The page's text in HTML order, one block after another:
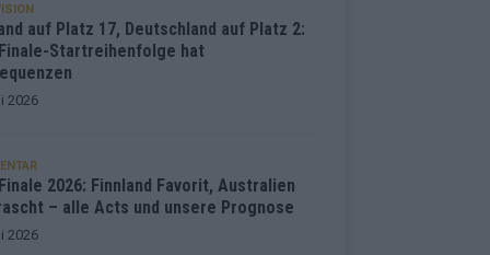
auf Platz 17, Deutschland auf Platz 2:
Startreihenfolge hat
2026
2026: Finnland Favorit, Australien
– alle Acts und unsere Prognose
2026